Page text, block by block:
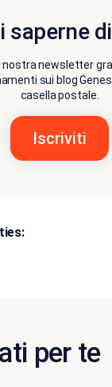
saperne
nostra newsletter
sui blog
casella postale.
per te